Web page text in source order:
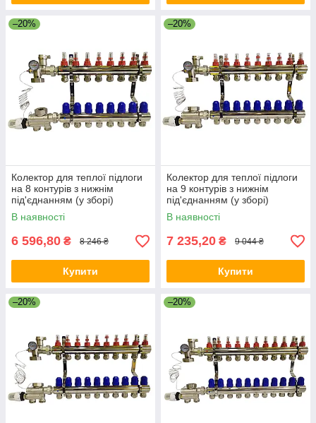
–20%
Колектор для теплої підлоги
на 8 контурів з нижнім
під'єднанням (у зборі)
"KOER" латунний.
В наявності
6 596,80 ₴ 8 246 ₴
Купити
–20%
Колектор для теплої підлоги
на 9 контурів з нижнім
під'єднанням (у зборі)
"KOER" латунний.
В наявності
7 235,20 ₴ 9 044 ₴
Купити
–20% –20%